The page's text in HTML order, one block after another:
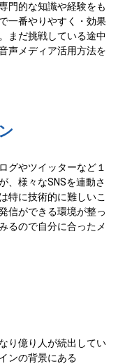
門的な知識や経験をも
一番やりやすく・効果
まだ挑戦している途中
声メディア活用方法を
グやツイッターなど１
、様々なSNSを連動さ
特に技術的に難しいこ
信ができる環境が整っ
るので自分に合ったメ
り億り人が続出してい
ンの背景にある